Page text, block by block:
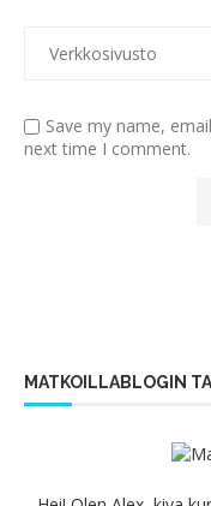
Save my name,
next time I comment.
MATKOILLABLOGIN